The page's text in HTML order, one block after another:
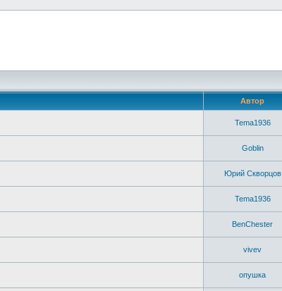
Автор
Tema1936
Goblin
Юрий Скворцов
Tema1936
BenChester
vivev
опушка